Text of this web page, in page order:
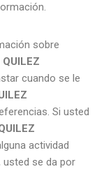
sobre
cuando se le
Si usted
actividad
se da por